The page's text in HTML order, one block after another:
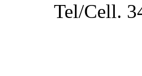
Tel/Cell.